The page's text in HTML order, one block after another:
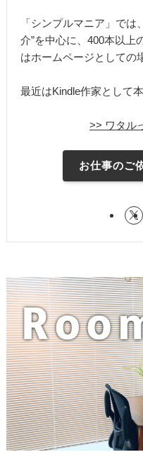
「シンプルマニア」で
介”を中心に、400本以上
はホームページとしての
最近はKindle作家として
>> ワタル
お仕事のご